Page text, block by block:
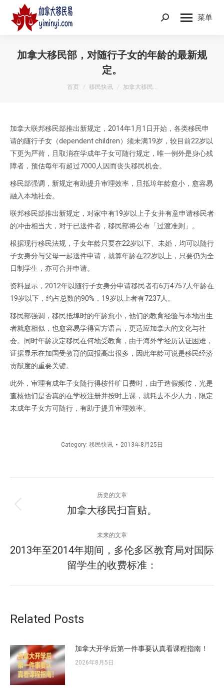
菜单
Search:
加拿大移民部，对随行子女的年龄的最新规
定。
您在这里：
首页 移民快讯 加拿大移民…
加拿大联邦移民部推出新规定，2014年1月1日开始，各类移民申
请的随行子女（dependent children）须未满19岁，较目前22岁以
下更为严荷，且取消在学成年子女可随行规定，唯一例外是身心残
障者，预估每年有超过7000人因而丧失移民机会。
移民部强调，新规定有助提升审理效率，且抵埠年龄愈小，愈容易
融入本地社会。
联邦移民部推出新规定，对家中有19岁以上子女并有意申请移民者
的冲击相当大，对于已送件者，移民部将公布「过渡准则」。
根据现行移民法规，子女年龄只要在22岁以下、未婚，均可以随行
子女身分与父母一起送件申请，就算年龄在22岁以上，只要仍为全
日制学生，亦可合并申请。
资料显示，2012年以随行子女身分申请移民者有6万4757人年龄在
19岁以下，约占总数的90%，19岁以上者有7237人。
移民部强调，移民抵埠时的年龄愈小，他们的教育经验与本地出生
者就愈相似，也愈容易学得官方语言，更适应加拿大的文化与社
会。同时年龄决定移民在何地受教育，由于海外学经历认证困难，
证据显示在加国受教育的回报高出很多，因此年龄可说是移民经济
贡献度的重要关键。
此外，审理有成年子女随行得桉件旷日费时，由于造假频传，光是
查核他们是否真的在学校注册并按时上课，就耗去不少人力，限定
未成年子女方可随行，有助于提升审理效率。
Category: 移民快讯 2013年8月25日
章
航
历史的文章
历
的
文
章：
加拿大移民扫盲贴。
未来的文章
未
来
2013年至2014年期间，多伦多区教育局对国际
留学生的收费标准：
Related Posts
加拿大开学后第一件事要认真看课程指南！
2026年8月5日